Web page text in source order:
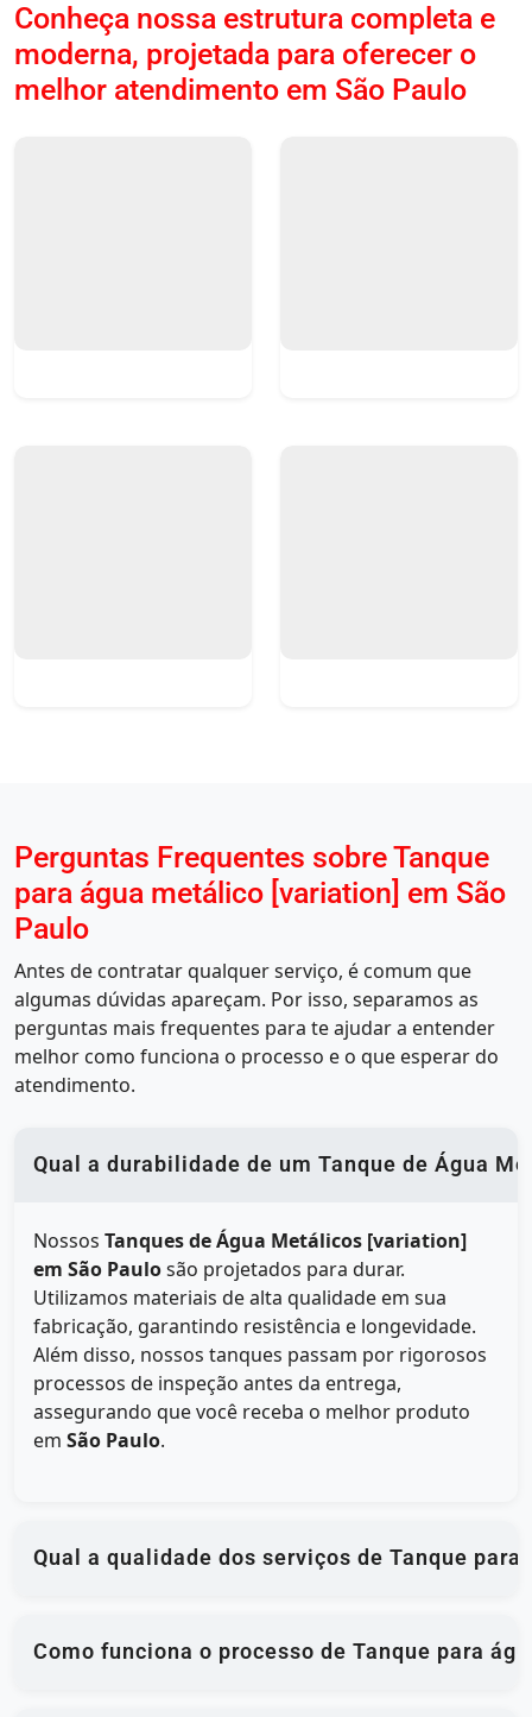
Conheça nossa estrutura completa e
moderna, projetada para oferecer o
melhor atendimento em São Paulo
Perguntas Frequentes sobre Tanque
para água metálico [variation] em São
Paulo
Antes de contratar qualquer serviço, é comum que
algumas dúvidas apareçam. Por isso, separamos as
perguntas mais frequentes para te ajudar a entender
melhor como funciona o processo e o que esperar do
atendimento.
Qual a durabilidade de um Tanque de Água
Nossos Tanques de Água Metálicos [variation]
em São Paulosão projetados para durar.
Utilizamos materiais de alta qualidade em sua
fabricação, garantindo resistência e longevidade.
Além disso, nossos tanques passam por rigorosos
processos de inspeção antes da entrega,
assegurando que você receba o melhor produto
em São Paulo.
Qual a qualidade dos serviços de Tanque
Como funciona o processo de Tanque para